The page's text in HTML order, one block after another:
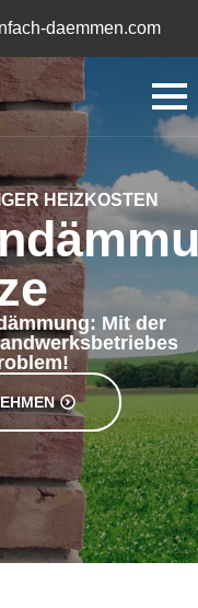
daemmen.com
HEIZKOSTEN
Mit der